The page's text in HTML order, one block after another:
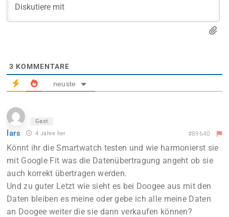
3 KOMMENTARE
neuste
Gast
lars 4 Jahre her #89640
Könnt ihr die Smartwatch testen und wie harmonierst sie
mit Google Fit was die Datenübertragung angeht ob sie
auch korrekt übertragen werden.
Und zu guter Letzt wie sieht es bei Doogee aus mit den
Daten bleiben es meine oder gebe ich alle meine Daten
an Doogee weiter die sie dann verkaufen können?